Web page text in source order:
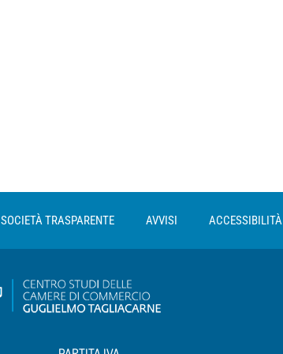
SOCIETÀ TRASPARENTE AVVISI ACCESSIBILITÀ